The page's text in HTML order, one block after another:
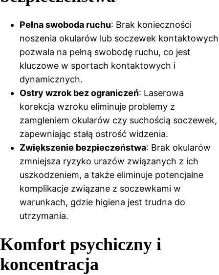
Pełna swoboda ruchu: Brak konieczności
noszenia okularów lub soczewek kontaktowych
pozwala na pełną swobodę ruchu, co jest
kluczowe w sportach kontaktowych i
dynamicznych.
Ostry wzrok bez ograniczeń: Laserowa
korekcja wzroku eliminuje problemy z
zamgleniem okularów czy suchością soczewek,
zapewniając stałą ostrość widzenia.
Zwiększenie bezpieczeństwa: Brak okularów
zmniejsza ryzyko urazów związanych z ich
uszkodzeniem, a także eliminuje potencjalne
komplikacje związane z soczewkami w
warunkach, gdzie higiena jest trudna do
utrzymania.
Komfort psychiczny i
koncentracja